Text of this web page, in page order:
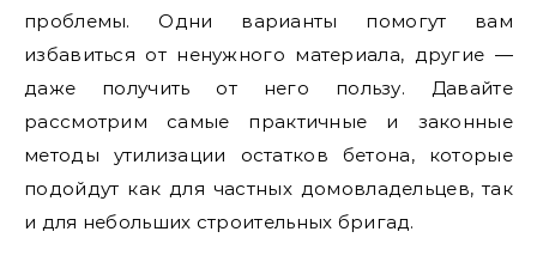
проблемы. Одни варианты помогут вам
избавиться от ненужного материала, другие —
даже получить от него пользу. Давайте
рассмотрим самые практичные и законные
методы утилизации остатков бетона, которые
подойдут как для частных домовладельцев, так
и для небольших строительных бригад.